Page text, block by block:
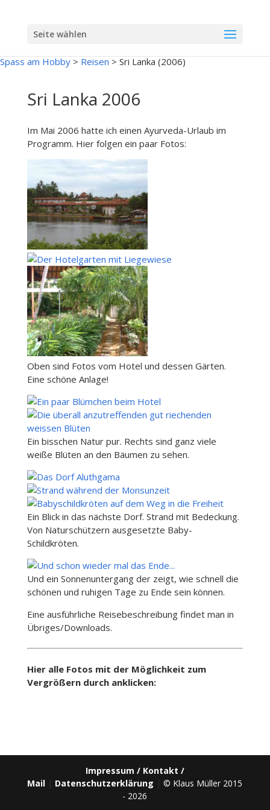
Seite wählen
Spass am Hobby > Reisen > Sri Lanka (2006)
Sri Lanka 2006
Im Mai 2006 hatte ich einen Ayurveda-Urlaub im
Programm. Hier folgen ein paar Fotos:
Oben sind Fotos vom Hotel und dessen Gärten.
Eine schöne Anlage!
Ein bisschen Natur pur. Rechts sind ganz viele
weiße Blüten an den Bäumen zu sehen.
Ein Blick in das nächste Dorf. Strand mit Bedeckung.
Von Naturschützern ausgesetzte Baby-
Schildkröten.
Und ein Sonnenuntergang der zeigt, wie schnell die
schönen und ruhigen Tage zu Ende sein können.
Eine ausführliche Reisebeschreibung findet man in
Übriges/Downloads.
Hier alle Fotos mit der Möglichkeit zum
Vergrößern durch anklicken:
Impressum / Kontakt /
Mail | Datenschutzerklärung |© Klaus Müller 2015
- 2026